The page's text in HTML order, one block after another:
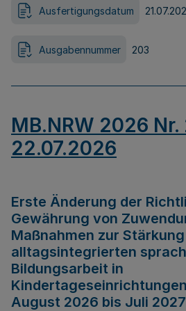
Ausfertigungsdatum
Ausgabennummer 203
MB.NRW 2026
22.07.2026
Erste Änderung der
Gewährung von
Maßnahmen zur
alltagsintegrierten
Bildungsarbeit in
August 2026 bis Juli 2027